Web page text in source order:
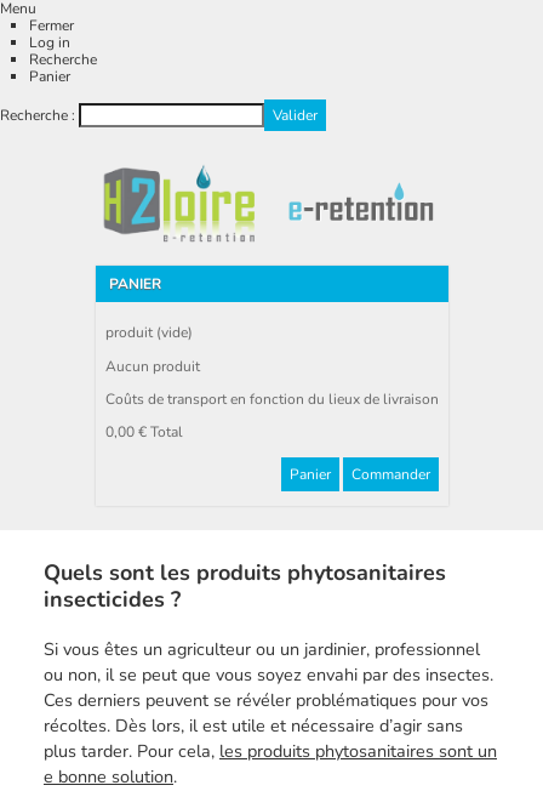
Menu
Fermer
Log in
Recherche
Panier
Recherche :
PANIER
produit (vide)
Aucun produit
Coûts de transport en fonction du lieux de livraison
0,00 € Total
Panier Commander
Quels sont les produits phytosanitaires
insecticides ?
Si vous êtes un agriculteur ou un jardinier, professionnel
ou non, il se peut que vous soyez envahi par des insectes.
Ces derniers peuvent se révéler problématiques pour vos
récoltes. Dès lors, il est utile et nécessaire d’agir sans
plus tarder. Pour cela, les produits phytosanitaires sont un
e bonne solution.